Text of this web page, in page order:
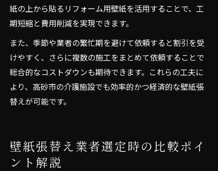
紙の上から貼るリフォーム用壁紙を活用することで、工
期短縮と費用削減を実現できます。
また、季節や業者の繁忙期を避けて依頼すると割引を受
けやすく、さらに複数の施工をまとめて依頼することで
総合的なコストダウンも期待できます。これらの工夫に
より、高砂市の介護施設でも効率的かつ経済的な壁紙張
替えが可能です。
壁紙張替え業者選定時の比較ポイ
ント解説